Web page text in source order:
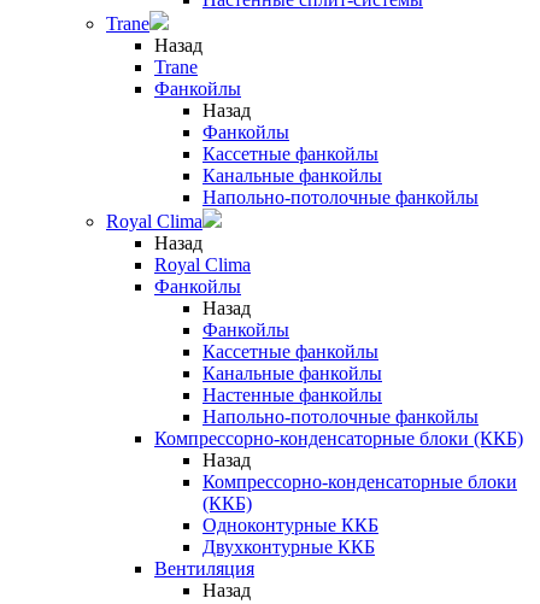
Trane
Назад
Trane
Фанкойлы
Назад
Фанкойлы
Кассетные фанкойлы
Канальные фанкойлы
Напольно-потолочные фанкойлы
Royal Clima
Назад
Royal Clima
Фанкойлы
Назад
Фанкойлы
Кассетные фанкойлы
Канальные фанкойлы
Настенные фанкойлы
Напольно-потолочные фанкойлы
Компрессорно-конденсаторные блоки (ККБ)
Назад
Компрессорно-конденсаторные блоки
(ККБ)
Одноконтурные ККБ
Двухконтурные ККБ
Вентиляция
Назад